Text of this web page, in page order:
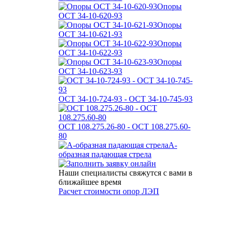
Опоры
ОСТ 34-10-620-93
Опоры
ОСТ 34-10-621-93
Опоры
ОСТ 34-10-622-93
Опоры
ОСТ 34-10-623-93
ОСТ 34-10-724-93 - ОСТ 34-10-745-93
ОСТ 108.275.26-80 - ОСТ 108.275.60-
80
А-
образная падающая стрела
Наши специалисты свяжутся с вами в
ближайшее время
Расчет стоимости опор ЛЭП